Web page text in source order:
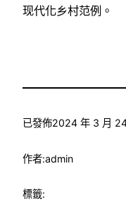
现代化乡村范例。
已發佈2024 年 3 月
作者:admin
標籤: